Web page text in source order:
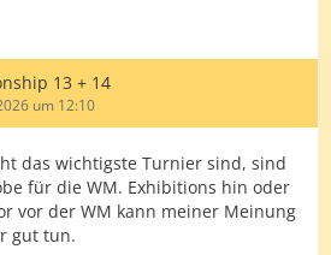
13 + 14
um 12:10
das wichtigste Turnier sind, sind
für die WM. Exhibitions hin oder
vor der WM kann meiner Meinung
gut tun.